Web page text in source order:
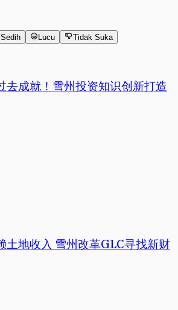
Sedih Lucu Tidak Suka
去成就！雪州投资知识创新打造
土地收入 雪州改革GLC寻找新财